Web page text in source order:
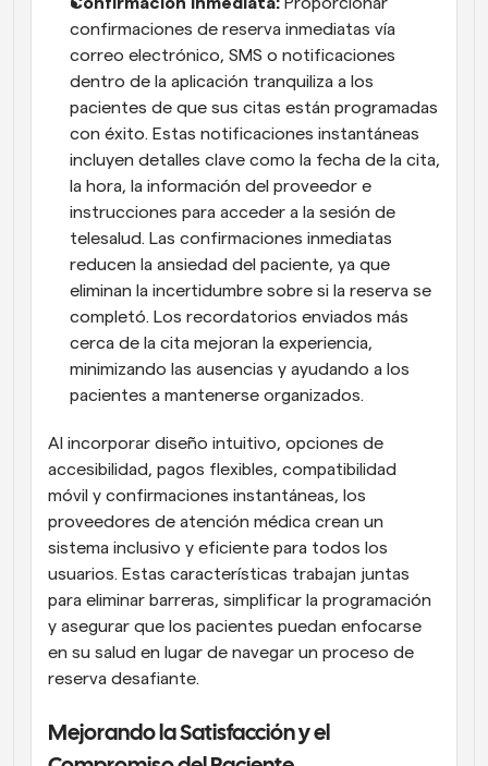
confirmaciones de reserva inmediatas vía
correo electrónico, SMS o notificaciones
dentro de la aplicación tranquiliza a los
pacientes de que sus citas están programadas
con éxito. Estas notificaciones instantáneas
incluyen detalles clave como la fecha de la cita,
la hora, la información del proveedor e
instrucciones para acceder a la sesión de
telesalud. Las confirmaciones inmediatas
reducen la ansiedad del paciente, ya que
eliminan la incertidumbre sobre si la reserva se
completó. Los recordatorios enviados más
cerca de la cita mejoran la experiencia,
minimizando las ausencias y ayudando a los
pacientes a mantenerse organizados.
Al incorporar diseño intuitivo, opciones de
accesibilidad, pagos flexibles, compatibilidad
móvil y confirmaciones instantáneas, los
proveedores de atención médica crean un
sistema inclusivo y eficiente para todos los
usuarios. Estas características trabajan juntas
para eliminar barreras, simplificar la programación
y asegurar que los pacientes puedan enfocarse
en su salud en lugar de navegar un proceso de
reserva desafiante.
Mejorando la Satisfacción y el